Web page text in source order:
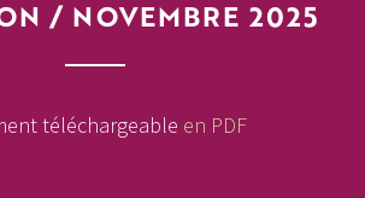
/ NOVEMBRE 2025
téléchargeable en PDF